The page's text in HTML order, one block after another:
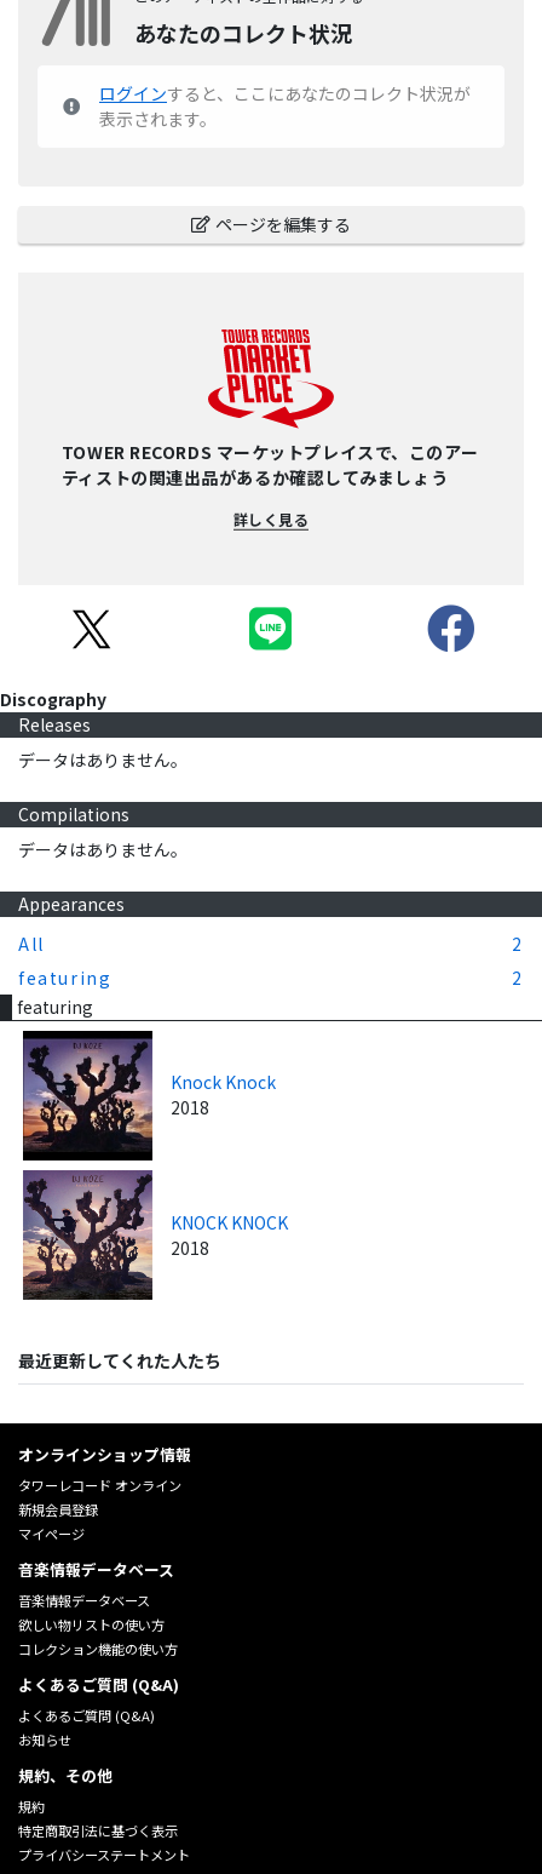
あなたのコレクト状況
ログインすると、ここにあなたのコレクト状況が
表示されます。
ページを編集する
TOWER RECORDS マーケットプレイスで、このアー
ティストの関連出品があるか確認してみましょう
詳しく見る
Discography
Releases
データはありません。
Compilations
データはありません。
Appearances
All
2
featuring
2
featuring
Knock Knock
2018
KNOCK KNOCK
2018
最近更新してくれた人たち
オンラインショップ情報
タワーレコード オンライン
新規会員登録
マイページ
音楽情報データベース
音楽情報データベース
欲しい物リストの使い方
コレクション機能の使い方
よくあるご質問 (Q&A)
よくあるご質問 (Q&A)
お知らせ
規約、その他
規約
特定商取引法に基づく表示
プライバシーステートメント